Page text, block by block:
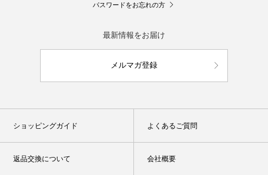
パスワードをお忘れの方
最新情報をお届け
メルマガ登録
ショッピングガイド よくあるご質問
返品交換について 会社概要